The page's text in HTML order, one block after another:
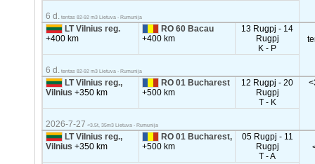
6 d. tentas 82-92 m3 Lietuva - Rumunija
LT Vilnius reg.
+400 km
RO 60 Bacau
+400 km
13 Rugpj - 14
Rugpj
K - P
6 d. tentas 82-92 m3 Lietuva - Rumunija
LT Vilnius reg.,
Vilnius+350 km
RO 01 Bucharest
+500 km
12 Rugpj - 20
Rugpj
T - K
2026-7-27 <3.5t, 35m3 Lietuva - Rumunija
LT Vilnius reg.,
Vilnius+350 km
RO 01 Bucharest,
+500 km
05 Rugpj - 11
Rugpj
T - A